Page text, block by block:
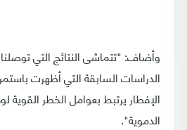
وأضاف: "تتماشى النتائج التي
الدراسات السابقة التي أظهرت
الإفطار يرتبط بعوامل الخطر القوية
الدموية".